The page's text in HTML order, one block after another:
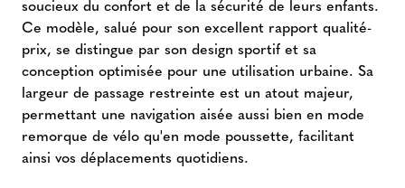
soucieux du confort et de la sécurité de leurs enfants.
Ce modèle, salué pour son excellent rapport qualité-
prix, se distingue par son design sportif et sa
conception optimisée pour une utilisation urbaine. Sa
largeur de passage restreinte est un atout majeur,
permettant une navigation aisée aussi bien en mode
remorque de vélo qu'en mode poussette, facilitant
ainsi vos déplacements quotidiens.